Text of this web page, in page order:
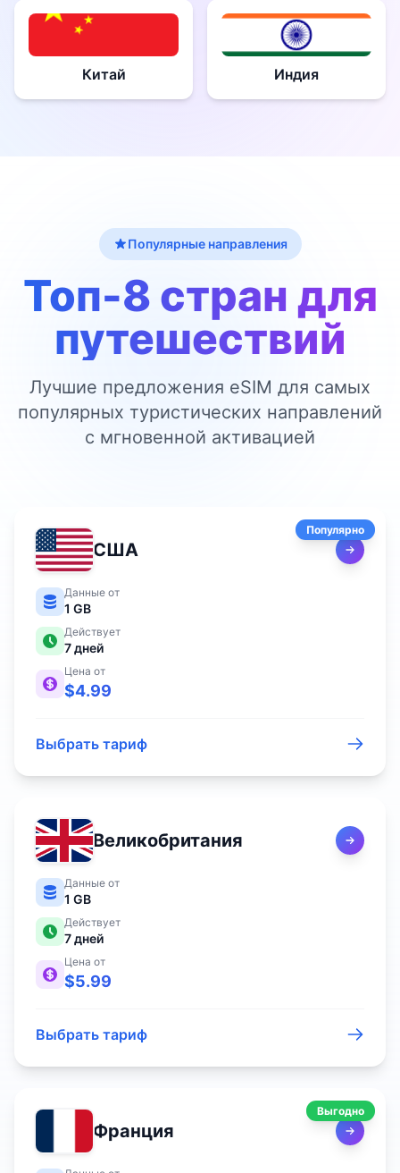
Китай Индия
Популярные направления
Топ-8 стран для
путешествий
Лучшие предложения eSIM для самых
популярных туристических направлений
с мгновенной активацией
Популярно
США
Данные от
1 GB
Действует
7дней
Цена от
$4.99
Выбрать тариф
Великобритания
Данные от
1 GB
Действует
7дней
Цена от
$5.99
Выбрать тариф
Выгодно
Франция